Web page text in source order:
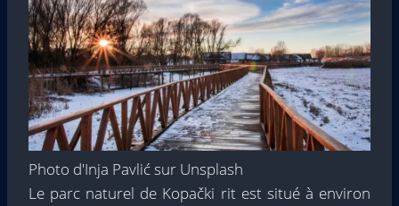
Photo d'Inja Pavlić sur Unsplash
Le parc naturel de Kopački rit est situé à environ